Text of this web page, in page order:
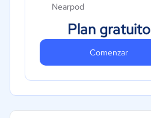
Nearpod
Plan gratuito
Comenzar